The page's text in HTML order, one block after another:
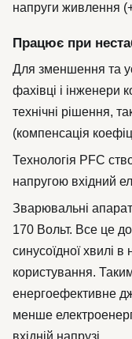
напруги живлення
Працює при
Для зменшення та
фахівці і інженери
технічні рішення,
(компенсація
Технологія PFC
напругою вхідний
Зварювальні
170 Вольт. Все це
синусоїдної хвилі в
користування.
енергоефективне
менше